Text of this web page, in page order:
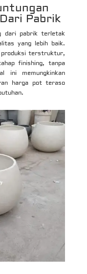
Pabrik
dari pabrik terletak
yang lebih baik.
produksi terstruktur,
finishing, tanpa
ini memungkinkan
harga pot teraso